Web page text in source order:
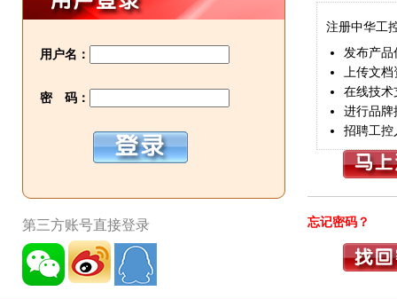
用户名：
密 码：
第三方账号直接登录
注册中华工
发布产品
上传文档
在线技术
进行品牌
招聘工控
忘记密码？